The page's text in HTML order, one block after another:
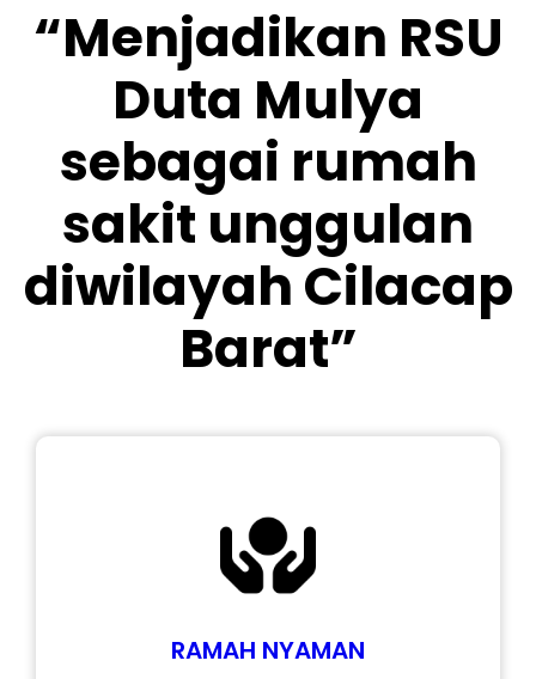
“Menjadikan RSU
Duta Mulya
sebagai rumah
sakit unggulan
diwilayah Cilacap
Barat”
RAMAH NYAMAN